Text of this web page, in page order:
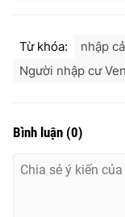
cấp ngày 29/12/
Tổng Biên tập:
Vũ
Tổng đài VTV:
Email:
Từ khóa:
nhập
Người nhập cư
Bình luận (0)